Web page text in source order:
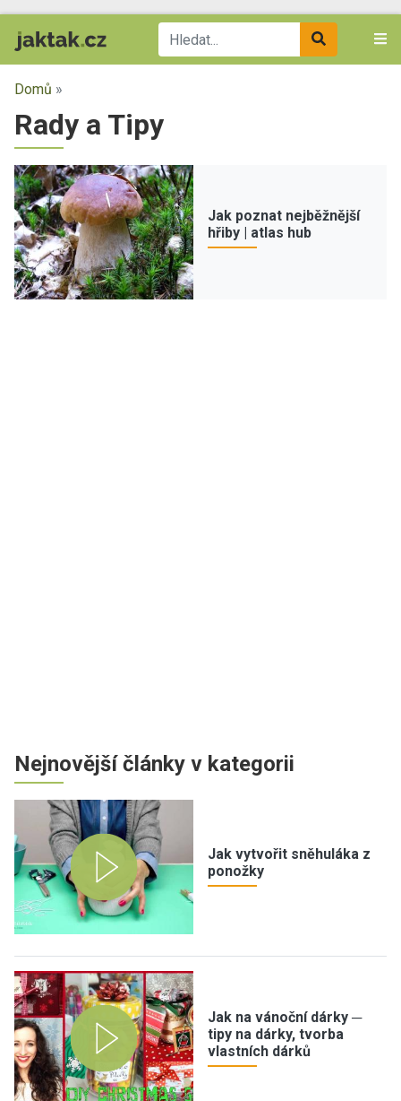
Domů »
Rady a Tipy
Jak poznat nejběžnější
hřiby | atlas hub
Nejnovější články v kategorii
Jak vytvořit sněhuláka z
ponožky
Jak na vánoční dárky ─
tipy na dárky, tvorba
vlastních dárků